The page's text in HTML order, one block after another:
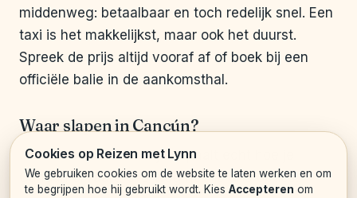
middenweg: betaalbaar en toch redelijk snel. Een
taxi is het makkelijkst, maar ook het duurst.
Spreek de prijs altijd vooraf af of boek bij een
officiële balie in de aankomsthal.
Waar slapen in Cancún?
Je keuze voor een wijk bepaalt echt hoe je
Cancún ervaart. Grofweg heb je drie opties:
Cookies op Reizen met Lynn
We gebruiken cookies om de website te laten werken en om
te begrijpen hoe hij gebruikt wordt. Kies Accepteren om